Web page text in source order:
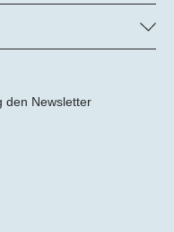
zu den vom SNF
den Newsletter